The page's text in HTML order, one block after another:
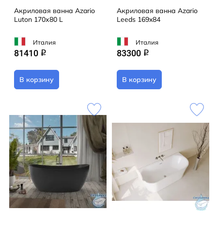
Акриловая ванна Azario
Luton 170х80 L
Италия
81410 q
В корзину
Акриловая ванна Azario
Leeds 169x84
Италия
83300 q
В корзину